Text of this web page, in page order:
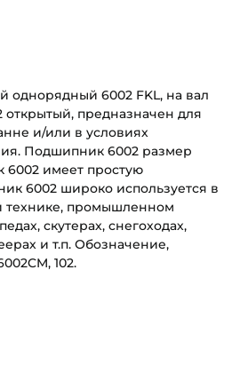
6002 FKL, на вал
предназначен для
и/или в условиях
Подшипник 6002 размер
6002 имеет простую
6002 широко используется в
технике, промышленном
скутерах, снегоходах,
и т.п. Обозначение,
102.